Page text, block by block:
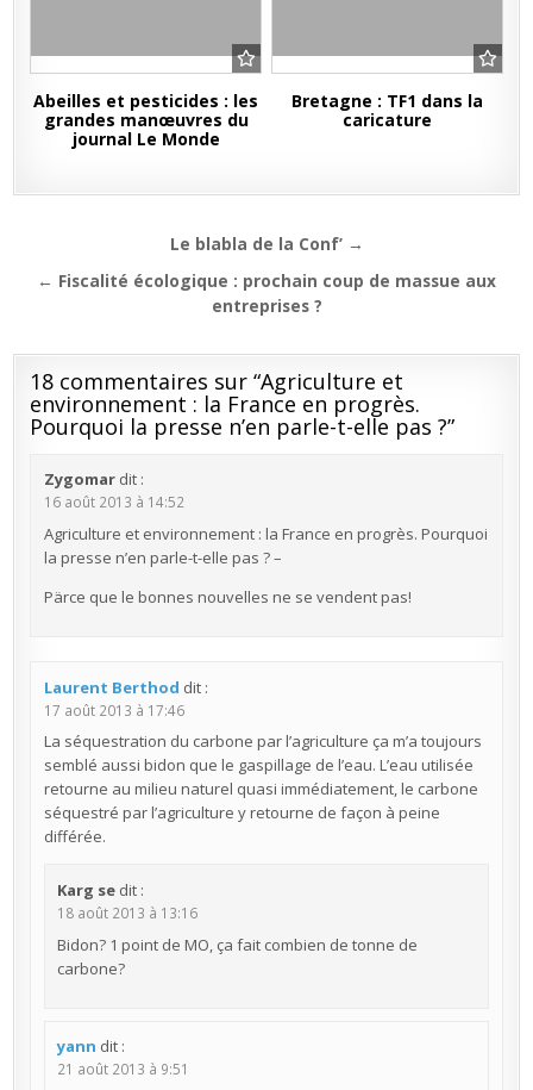
Abeilles et pesticides : les
grandes manœuvres du
journal Le Monde
Bretagne : TF1 dans la
caricature
Navigation
de
Le blabla de la Conf’ →
← Fiscalité écologique : prochain coup de massue aux
entreprises ?
18 commentaires sur “Agriculture et
environnement : la France en progrès.
Pourquoi la presse n’en parle-t-elle pas ?”
Zygomar dit :
16 août 2013 à 14:52
Agriculture et environnement : la France en progrès. Pourquoi
la presse n’en parle-t-elle pas ? –
Pärce que le bonnes nouvelles ne se vendent pas!
Laurent Berthod dit :
17 août 2013 à 17:46
La séquestration du carbone par l’agriculture ça m’a toujours
semblé aussi bidon que le gaspillage de l’eau. L’eau utilisée
retourne au milieu naturel quasi immédiatement, le carbone
séquestré par l’agriculture y retourne de façon à peine
différée.
Karg se dit :
18 août 2013 à 13:16
Bidon? 1 point de MO, ça fait combien de tonne de
carbone?
yann dit :
21 août 2013 à 9:51